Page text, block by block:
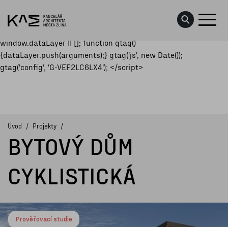
src="https://www.googletagmanager.com/gtag/js?id=G-
VEF2LC6LX4"></script> <script> window.dataLayer =
window.dataLayer || []; function gtag()
{dataLayer.push(arguments);} gtag('js', new Date());
gtag('config', 'G-VEF2LC6LX4'); </script>
PROJEKTY
AKTUALITY
UDÁLOSTI
KONTAKTY
Úvod Projekty
BYTOVÝ DŮM
CYKLISTICKÁ
Prověřovací studie